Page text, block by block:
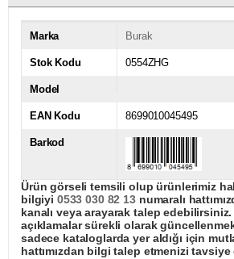
Marka Burak
Stok Kodu 0554ZHG
Model
EAN Kodu 8699010045495
Barkod
Ürün görseli temsili olup ürünlerimiz
bilgiyi 0533 030 82 13numaralı
kanalı veya arayarak talep
açıklamalar sürekli olarak
sadece kataloglarda yer aldığı için
hattımızdan bilgi talep etmenizi tavsiye